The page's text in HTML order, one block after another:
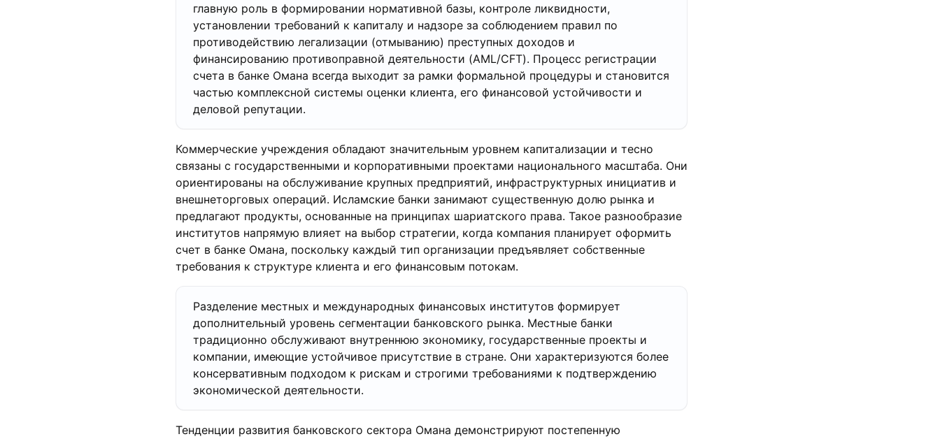
главную роль в формировании нормативной базы, контроле ликвидности,
установлении требований к капиталу и надзоре за соблюдением правил по
противодействию легализации (отмыванию) преступных доходов и
финансированию противоправной деятельности (AML/CFT). Процесс регистрации
счета в банке Омана всегда выходит за рамки формальной процедуры и становится
частью комплексной системы оценки клиента, его финансовой устойчивости и
деловой репутации.
Коммерческие учреждения обладают значительным уровнем капитализации и тесно
связаны с государственными и корпоративными проектами национального масштаба. Они
ориентированы на обслуживание крупных предприятий, инфраструктурных инициатив и
внешнеторговых операций. Исламские банки занимают существенную долю рынка и
предлагают продукты, основанные на принципах шариатского права. Такое разнообразие
институтов напрямую влияет на выбор стратегии, когда компания планирует оформить
счет в банке Омана, поскольку каждый тип организации предъявляет собственные
требования к структуре клиента и его финансовым потокам.
Разделение местных и международных финансовых институтов формирует
дополнительный уровень сегментации банковского рынка. Местные банки
традиционно обслуживают внутреннюю экономику, государственные проекты и
компании, имеющие устойчивое присутствие в стране. Они характеризуются более
консервативным подходом к рискам и строгими требованиями к подтверждению
экономической деятельности.
Тенденции развития банковского сектора Омана демонстрируют постепенную